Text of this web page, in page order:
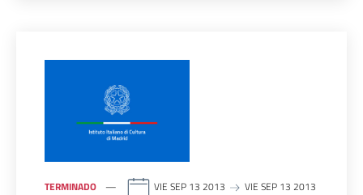
TERMINADO VIE SEP 13 2013 VIE SEP 13 2013